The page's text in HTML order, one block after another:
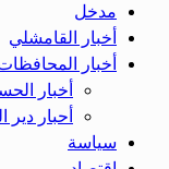
مدخل
أخبار القامشلي
أخبار
أخبار
أحبار دير
سياسة